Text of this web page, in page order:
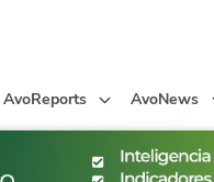
AvoReports
AvoNews